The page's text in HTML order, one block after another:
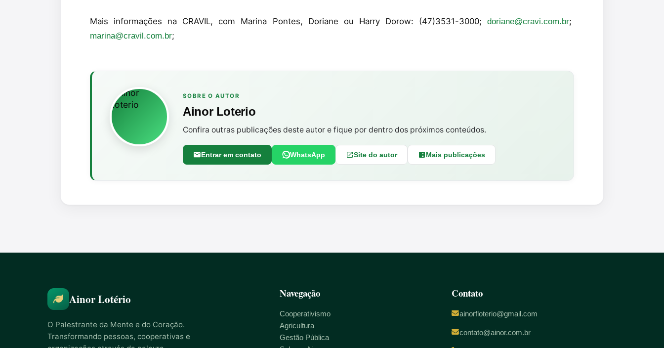
Mais informações na CRAVIL, com Marina Pontes, Doriane ou Harry Dorow: (47)3531-3000; doriane@cravi.com.br;
marina@cravil.com.br;
SOBRE O AUTOR
Ainor Loterio
Confira outras publicações deste autor e fique por dentro dos próximos conteúdos.
Entrar em contato WhatsApp Site do autor Mais publicações
Ainor Lotério
O Palestrante da Mente e do Coração.
Transformando pessoas, cooperativas e
Navegação
Cooperativismo
Agricultura
Gestão Pública
Contato
ainorfloterio@gmail.com
contato@ainor.com.br